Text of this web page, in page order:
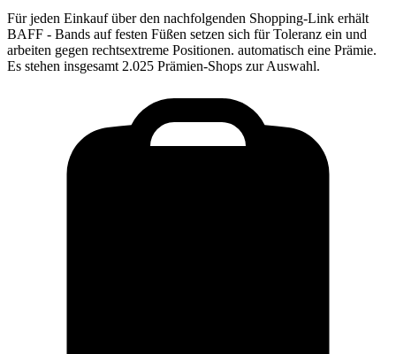
Für jeden Einkauf über den nachfolgenden Shopping-Link erhält
BAFF - Bands auf festen Füßen setzen sich für Toleranz ein und
arbeiten gegen rechtsextreme Positionen. automatisch eine Prämie.
Es stehen insgesamt 2.025 Prämien-Shops zur Auswahl.